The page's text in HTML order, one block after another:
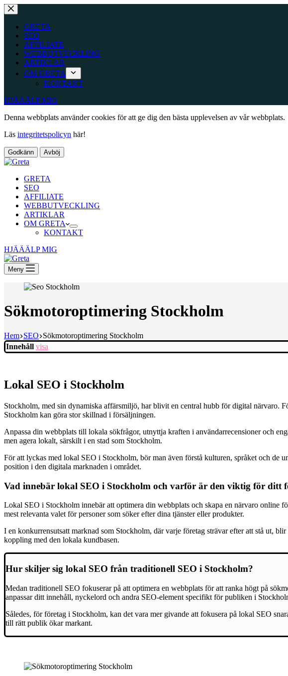
Hoppa
till
innehållGRETA
SEO
AFFILIATE
WEBBUTVECKLING
ARTIKLAR
OM GRETA
KONTAKT
HJÄÄÄLP MIG
Denna webbplats använder cookies för att ge dig den bästa upplevelsen av vår webbplats.
Läs integritetspolicyn här!
Godkänn Avböj
GRETA
SEO
AFFILIATE
WEBBUTVECKLING
ARTIKLAR
OM GRETA
KONTAKT
HJÄÄÄLP MIG
Meny
Sökmotoroptimering Stockholm
Hem SEO Sökmotoroptimering Stockholm
Innehåll visa
Lokal SEO i Stockholm
Stockholm, med sin dynamiska affärsmiljö, har blivit en central hubb för digital närvaro.
Stockholm kan göra stor skillnad i försäljningen.
Anpassa din webbplats till lokala sökfrågor, utnyttja kraften i användarrecensioner och
men agera lokalt, särskilt i en stad som Stockholm.
För att lyckas med lokal SEO i Stockholm, bör man även förstå kulturen, språket och de
position i den digitala marknaden i området.
Vad innebär lokal SEO i Stockholm och varför är den viktig för ditt
Lokal SEO i Stockholm innebär att optimera din webbplats och skapa en närvaro online
mest relevanta valet för personer som söker efter dina tjänster eller produkter.
I en konkurrensutsatt marknad som Stockholm, där varje företag strävar efter att stå ut,
koppling med den lokala kundbasen.
Hur skiljer sig lokal SEO från traditionell SEO i Stockholm?
Medan traditionell SEO fokuserar på att optimera en webbplats för att ranka högt på
anpassar ditt innehåll, nyckelord och andra SEO-element specifikt för publiken i
Således, för företag i Stockholm, kan det vara mer givande att fokusera på lokal SEO
till rätt publik ökar markant.